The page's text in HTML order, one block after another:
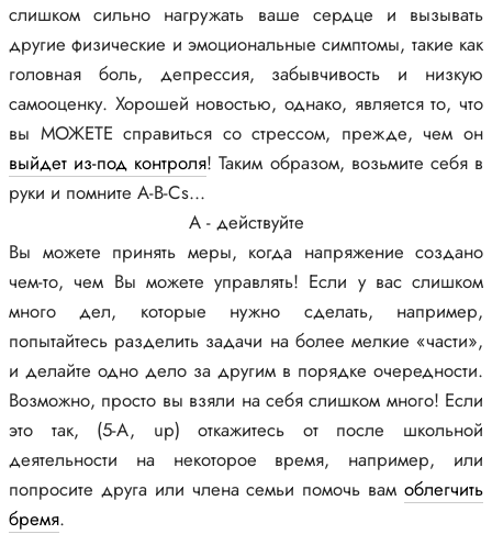
слишком сильно нагружать ваше сердце и вызывать
другие физические и эмоциональные симптомы, такие как
головная боль, депрессия, забывчивость и низкую
самооценку. Хорошей новостью, однако, является то, что
вы МОЖЕТЕ справиться со стрессом, прежде, чем он
выйдет из-под контроля! Таким образом, возьмите себя в
руки и помните A-B-Cs...
A - действуйте
Вы можете принять меры, когда напряжение создано
чем-то, чем Вы можете управлять! Если у вас слишком
много дел, которые нужно сделать, например,
попытайтесь разделить задачи на более мелкие «части»,
и делайте одно дело за другим в порядке очередности.
Возможно, просто вы взяли на себя слишком много! Если
это так, (5-A, up) откажитесь от после школьной
деятельности на некоторое время, например, или
попросите друга или члена семьи помочь вам облегчить
бремя.